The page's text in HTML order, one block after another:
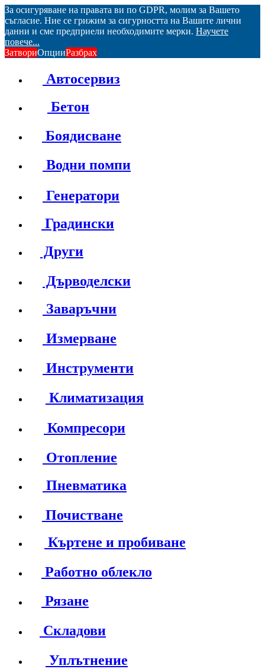
За осигуряване на правата ви по GDPR, молим за Вашето
съгласие. Ние се грижим за сигурността на Вашите лични
данни и сме предприели необходимите мерки. Научете
повече...
ЗатвориОпцииРазбрах
Автосервиз
Бетон
Боядисване
Водни помпи
Генератори
Градински
Други
Дърводелски
Заваръчни
Измерване
Инструменти
Климатизация
Компресори
Отопление
Пневматика
Почистване
Къртене и пробиване
Работно облекло
Рязане
Складови
Уплътнение